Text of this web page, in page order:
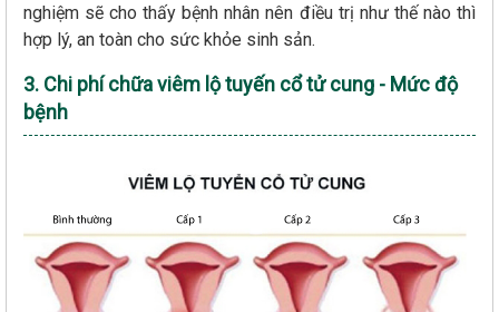
nghiệm sẽ cho thấy bệnh nhân nên điều trị như thế nào thì
hợp lý, an toàn cho sức khỏe sinh sản.
3. Chi phí chữa viêm lộ tuyến cổ tử cung - Mức độ
bệnh